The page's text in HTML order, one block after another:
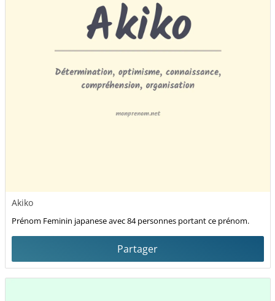
Akiko
Prénom Feminin japanese avec 84 personnes portant ce prénom.
Partager